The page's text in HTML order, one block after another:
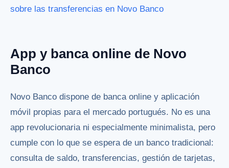
sobre las transferencias en Novo Banco
App y banca online de Novo
Banco
Novo Banco dispone de banca online y aplicación
móvil propias para el mercado portugués. No es una
app revolucionaria ni especialmente minimalista, pero
cumple con lo que se espera de un banco tradicional:
consulta de saldo, transferencias, gestión de tarjetas,